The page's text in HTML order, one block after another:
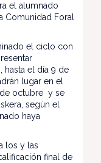
el alumnado
Comunidad Foral
el ciclo con
hasta el día 9 de
lugar en el
de octubre y se
según el
haya
los y las
final de